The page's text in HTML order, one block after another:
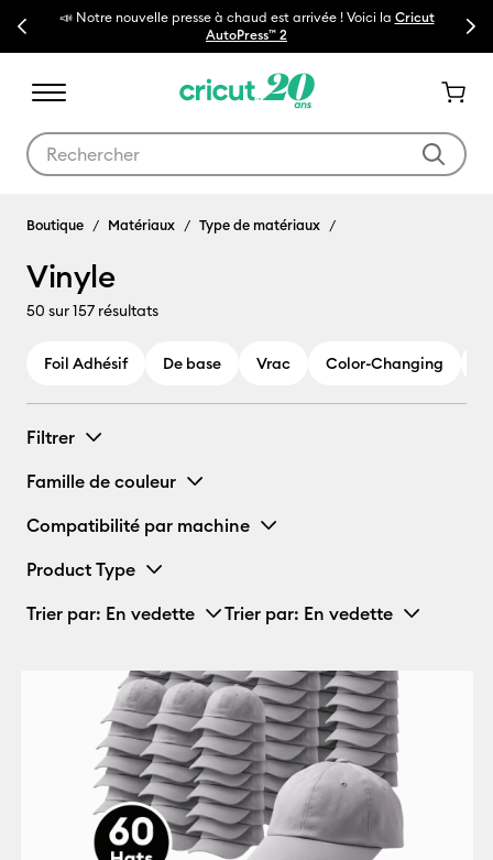
Previous🔥NOUVEAU PRIX RÉDUITMachines de découpe Cricut Maker 4 Next
Vinyle
Boutique Matériaux Type de matériaux
Vinyle
50 sur 157 résultats
Foil Adhésif De base Vrac Color-Changing
Filtrer
Famille de couleur
Compatibilité par machine
Product Type
Trier par: En vedette Trier par: En vedette